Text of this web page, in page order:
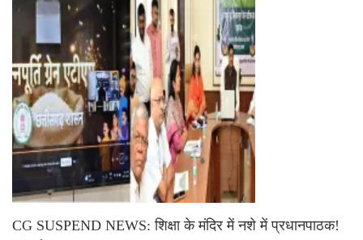
CG SUSPEND NEWS: शिक्षा के मंदिर में नशे में प्रधानपाठक!